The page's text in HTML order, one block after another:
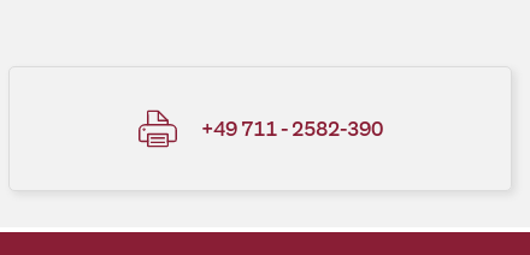
+49 711 - 2582-390